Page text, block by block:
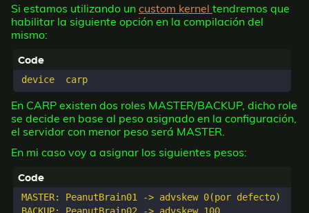
Si estamos utilizando un custom kernel tendremos que
habilitar la siguiente opción en la compilación del
mismo:
En CARP existen dos roles MASTER/BACKUP, dicho role
se decide en base al peso asignado en la configuración,
el servidor con menor peso será MASTER.
En mi caso voy a asignar los siguientes pesos:
MASTER: PeanutBrain01 -> advskew 0(por defecto)